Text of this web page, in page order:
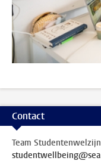
Contact
Team Studentenwelzijn